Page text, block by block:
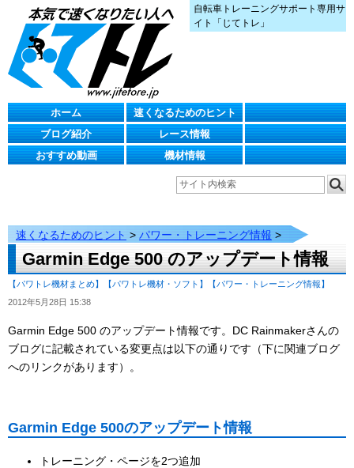
自転車トレーニングサポート専用サ
イト「じてトレ」
ホーム
速くなるためのヒント
ブログ紹介
レース情報
おすすめ動画
機材情報
速くなるためのヒント > パワー・トレーニング情報 >
Garmin Edge 500 のアップデート情報
【パワトレ機材まとめ】 【パワトレ機材・ソフト】
【パワー・トレーニング情報】
2012年5月28日 15:38
Garmin Edge 500 のアップデート情報です。DC Rainmakerさんの
ブログに記載されている変更点は以下の通りです（下に関連ブログ
へのリンクがあります）。
Garmin Edge 500のアップデート情報
トレーニング・ページを2つ追加